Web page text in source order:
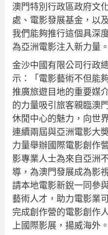
澳門特別行政區政府文
處、電影發展基金，以
我們能夠推行這個具深
為亞洲電影注入新力量。
金沙中國有限公司行政
示：「電影藝術不但能
推廣旅遊目地的重要媒
的力量吸引旅客親臨澳
休閒中心的魅力，向世
連續兩屆與亞洲電影大
力量舉辦國際電影創作
影專業人士為來自亞洲
導，為澳門發展成為影
請本地電影新銳一同參
藝術人才，助力電影業
完成創作營的電影創作
上國際影展，揚威海外。